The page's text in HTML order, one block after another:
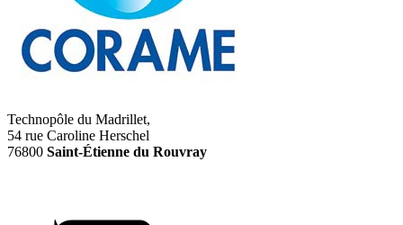
Technopôle du Madrillet,
54 rue Caroline Herschel
76800 Saint-Étienne du Rouvray